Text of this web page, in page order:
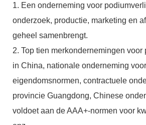
1. Een onderneming voor
onderzoek, productie, marketing en
geheel samenbrengt.
2. Top tien merkondernemingen
in China, nationale onderneming
eigendomsnormen, contractuele
provincie Guangdong, Chinese
voldoet aan de AAA+-normen voor